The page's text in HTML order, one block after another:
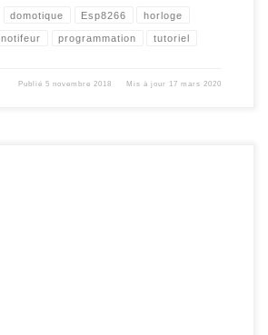
domotique Esp8266 horloge
notifeur programmation tutoriel
Publié5 novembre 2018 Mis à jour 17 mars 2020